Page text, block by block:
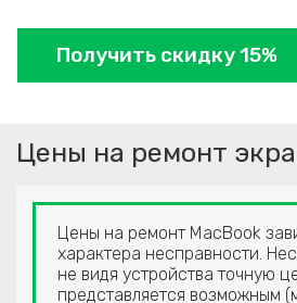
Получить скидку 15%
Цены на ремонт
Цены на ремонт MacBook
характера несправности.
не видя устройства точную
представляется возможным